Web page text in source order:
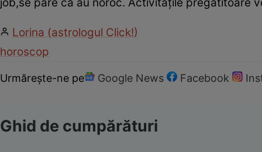
Lorina (astrologul Click!)
horoscop
Urmărește-ne pe Google News Facebook
Ghid de cumpărături